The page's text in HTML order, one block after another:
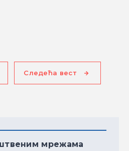
Следећа вест
мрежама